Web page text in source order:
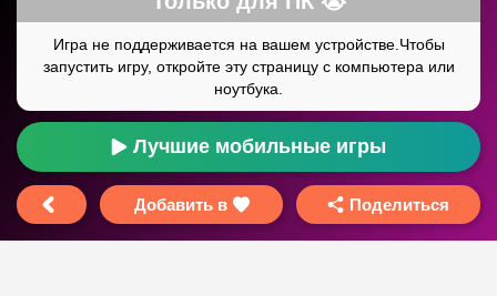
Лучшие мобильные игры
Добавить в Поделиться